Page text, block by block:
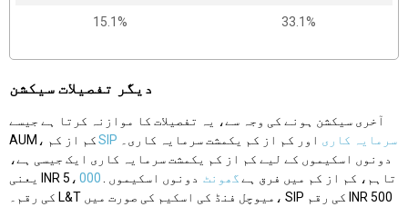
15.1% 33.1%
دیگر تفصیلات سیکشن
آخری سیکشن ہونے کی وجہ سے، یہ تفصیلات کا موازنہ کرتا ہے جیسے
AUM، کم از کم
SIP سرمایہ کاری اور کم از کم یکمشت سرمایہ کاری۔
دونوں اسکیموں کے لیے کم از کم یکمشت سرمایہ کاری ایک جیسی ہے،
یعنی INR 5، 000 . تاہم، کم از کم میں فرق ہےگھونٹ دونوں اسکیموں
کی رقم۔ L&T میوچل فنڈ کی اسکیم کی صورت میں، SIP کی رقم INR 500